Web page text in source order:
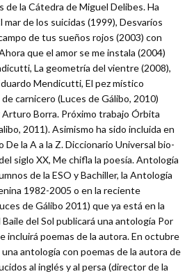
la Cátedra de Miguel Delibes. Ha
de los suicidas (1999), Desvaríos
de tus sueños rojos (2003) con
que el amor se me instala (2004)
La geometría del vientre (2008),
Mendicutti, El pez místico
carnicero (Luces de Gálibo, 2010)
Borra. Próximo trabajo Órbita
2011). Asimismo ha sido incluida en
la A a la Z. Diccionario Universal bio-
siglo XX, Me chifla la poesía. Antología
de la ESO y Bachiller, la Antología
1982-2005 o en la reciente
de Gálibo 2011) que ya está en la
del Sol publicará una antología Por
incluirá poemas de la autora. En octubre
antología con poemas de la autora de
al inglés y al persa (director de la